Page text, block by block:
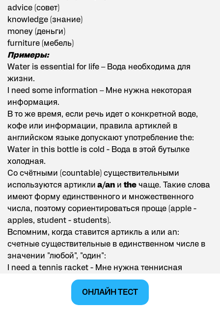
ОНЛАЙН ТЕСТ
advice (совет)
knowledge (знание)
money (деньги)
furniture (мебель)
Примеры:
Water is essential for life – Вода необходима для
жизни.
I need some information – Мне нужна некоторая
информация.
В то же время, если речь идет о конкретной воде,
кофе или информации, правила артиклей в
английском языке допускают употребление the:
Water in this bottle is cold - Вода в этой бутылке
холодная.
Со счётными (countable) существительными
используются артикли a/an и the чаще. Такие слова
имеют форму единственного и множественного
числа, поэтому сориентироваться проще (apple -
apples, student - students).
Вспомним, когда ставится артикль а или an:
счетные существительные в единственном числе в
значении "любой", "один":
I need a tennis racket - Мне нужна теннисная
ракетка (любая или одна)
имеет правила использования с
нечислительными и счетными существительными,